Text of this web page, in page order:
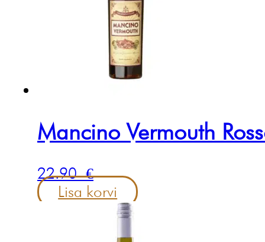
Mancino Vermouth
22.90€
Lisa korvi